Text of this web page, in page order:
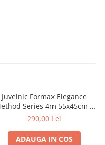
Juvelnic Formax Elegance
Series 4m 55x45cm |
Formax
290,00 Lei
ADAUGA IN COS